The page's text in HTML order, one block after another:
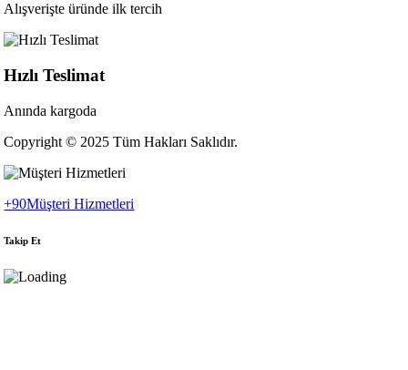
Alışverişte üründe ilk tercih
Hızlı Teslimat
Anında kargoda
Copyright © 2025 Tüm Hakları Saklıdır.
+90Müşteri Hizmetleri
Takip Et